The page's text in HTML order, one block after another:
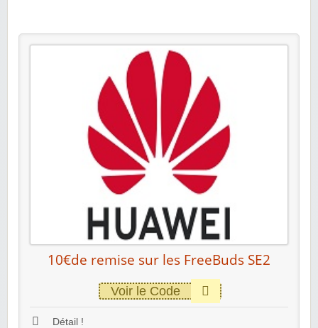
10€de remise sur les FreeBuds SE2
Voir le Code
Détail !